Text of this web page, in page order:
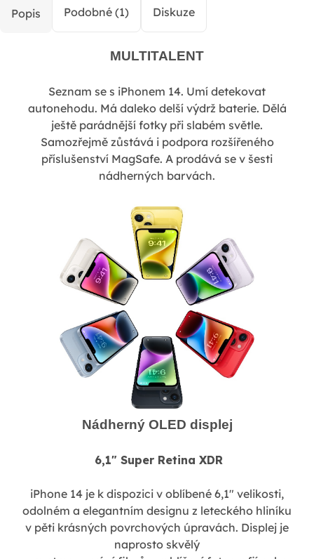
Popis Podobné (1) Diskuze
MULTITALENT
Seznam se s iPhonem 14. Umí detekovat
autonehodu. Má daleko delší výdrž baterie. Dělá
ještě parádnější fotky při slabém světle.
Samozřejmě zůstává i podpora rozšířeného
příslušenství MagSafe. A prodává se v šesti
nádherných barvách.
Nádherný OLED displej
6,1" Super Retina XDR
iPhone 14 je k dispozici v oblíbené 6,1" velikosti,
odolném a elegantním designu z leteckého hliníku
v pěti krásných povrchových úpravách. Displej je
naprosto skvělý